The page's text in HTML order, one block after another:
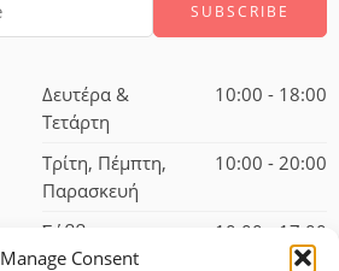
Manage Consent
Δευτέρα &
Τετάρτη
10:00 - 18:00
Τρίτη, Πέμπτη,
Παρασκευή
10:00 - 20:00
Σάββατο 10:00 - 17:00